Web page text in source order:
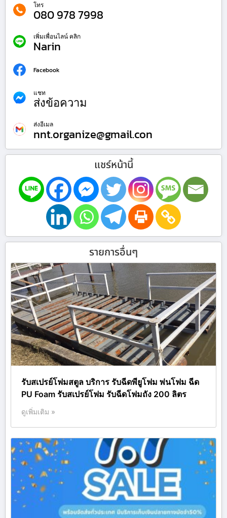
โทร
080 978 7998
เพิ่มเพื่อนไลน์ คลิก
Narin
Facebook
แชท
ส่งข้อความ
ส่งอีเมล
nnt.organize@gmail.con
แชร์หน้านี้
รายการอื่นๆ
รับสเปรย์โฟมสตูล บริการ รับฉีดพียูโฟม พ่นโฟม ฉีด
PU Foam รับสเปรย์โฟม รับฉีดโฟมถัง 200 ลิตร
ดูเพิ่มเติม »